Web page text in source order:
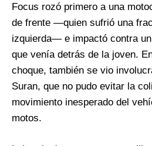
Focus rozó primero a una
de frente —quien sufrió una
izquierda— e impactó contra
que venía detrás de la joven.
choque, también se vio
Suran, que no pudo evitar la
movimiento inesperado del
motos.